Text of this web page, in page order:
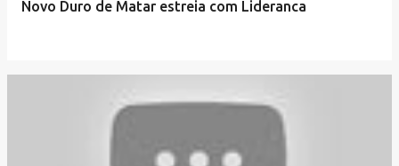
Novo Duro de Matar estreia com Lideranca